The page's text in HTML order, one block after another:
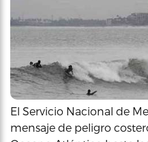
El Servicio Nacional de
mensaje de peligro